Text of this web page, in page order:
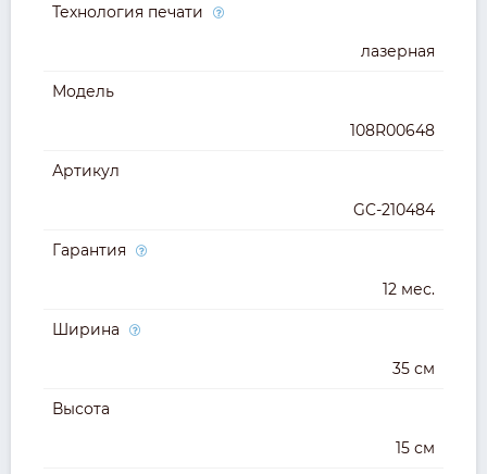
Технология печати
лазерная
Модель
108R00648
Артикул
GC-210484
Гарантия
12 мес.
Ширина
35 см
Высота
15 см